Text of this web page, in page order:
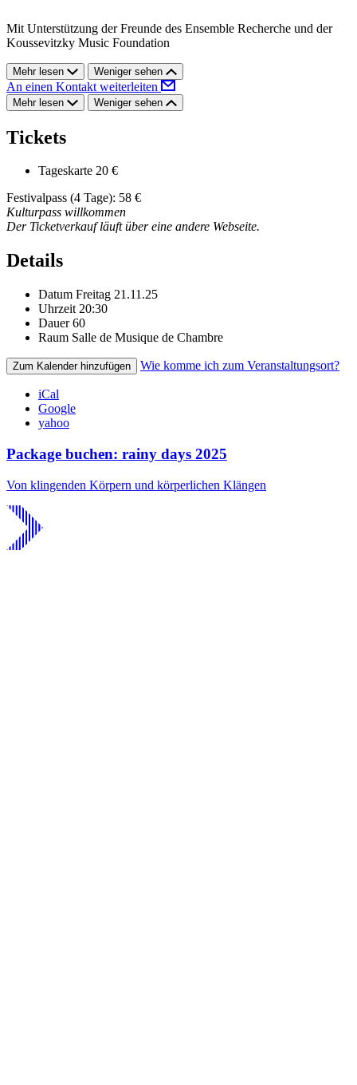
Mit Unterstützung der Freunde des Ensemble Recherche und der
Koussevitzky Music Foundation
Mehr lesen Weniger sehen
An einen Kontakt weiterleiten
Mehr lesen Weniger sehen
Tickets
Tageskarte 20 €
Festivalpass (4 Tage): 58 €
Kulturpass willkommen
Der Ticketverkauf läuft über eine andere Webseite.
Details
Datum Freitag 21.11.25
Uhrzeit 20:30
Dauer 60
Raum Salle de Musique de Chambre
Zum Kalender hinzufügen Wie komme ich zum Veranstaltungsort?
iCal
Google
yahoo
Package buchen: rainy days 2025
Von klingenden Körpern und körperlichen Klängen